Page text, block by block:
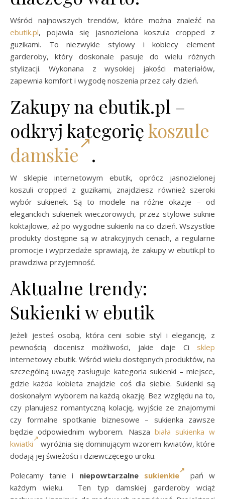
Wśród najnowszych trendów, które można znaleźć na
ebutik.pl, pojawia się jasnozielona koszula cropped z
guzikami. To niezwykle stylowy i kobiecy element
garderoby, który doskonale pasuje do wielu różnych
stylizacji. Wykonana z wysokiej jakości materiałów,
zapewnia komfort i wygodę noszenia przez cały dzień.
Zakupy na ebutik.pl –
odkryj kategoriękoszule
damskie
.
W sklepie internetowym ebutik, oprócz jasnozielonej
koszuli cropped z guzikami, znajdziesz również szeroki
wybór sukienek. Są to modele na różne okazje – od
eleganckich sukienek wieczorowych, przez stylowe suknie
koktajlowe, aż po wygodne sukienki na co dzień. Wszystkie
produkty dostępne są w atrakcyjnych cenach, a regularne
promocje i wyprzedaże sprawiają, że zakupy w ebutik.pl to
prawdziwa przyjemność.
Aktualne trendy:
Sukienki w ebutik
Jeżeli jesteś osobą, która ceni sobie styl i elegancję, z
pewnością docenisz możliwości, jakie daje Ci sklep
internetowy ebutik. Wśród wielu dostępnych produktów, na
szczególną uwagę zasługuje kategoria sukienki – miejsce,
gdzie każda kobieta znajdzie coś dla siebie. Sukienki są
doskonałym wyborem na każdą okazję. Bez względu na to,
czy planujesz romantyczną kolację, wyjście ze znajomymi
czy formalne spotkanie biznesowe – sukienka zawsze
będzie odpowiednim wyborem. Nasza biała sukienka w
kwiatki
wyróżnia się dominującym wzorem kwiatów, które
dodają jej świeżości i dziewczęcego uroku.
Polecamy tanie i niepowtarzalne sukienkie
pań w
każdym wieku. Ten typ damskiej garderoby wciąż